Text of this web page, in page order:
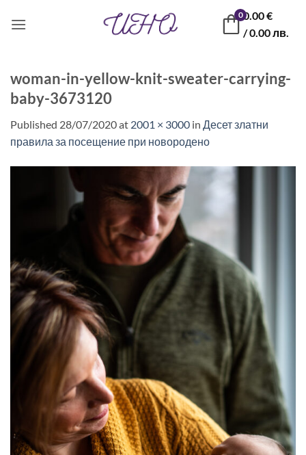
00.00€
/ 0.00 лв.
woman-in-yellow-knit-sweater-carrying-
baby-3673120
Published 28/07/2020at 2001 × 3000 in Десет златни
правила за посещение при новородено